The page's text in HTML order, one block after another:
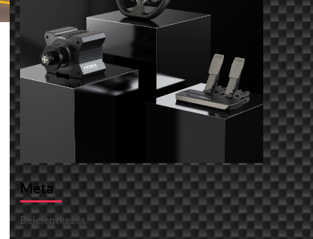
Meta
Bejelentkezés